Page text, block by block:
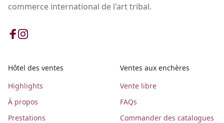
commerce international de l'art tribal.
Hôtel des ventes
Highlights
À propos
Prestations
Ventes aux enchères
Vente libre
FAQs
Commander des catalogues